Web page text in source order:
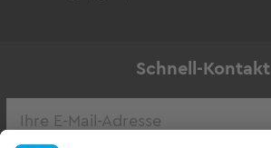
Schnell-Kontakt